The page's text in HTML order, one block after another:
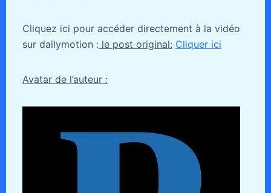
Cliquez ici pour accéder directement à la vidéo
sur dailymotion : le post original: Cliquer ici
Avatar de l’auteur :